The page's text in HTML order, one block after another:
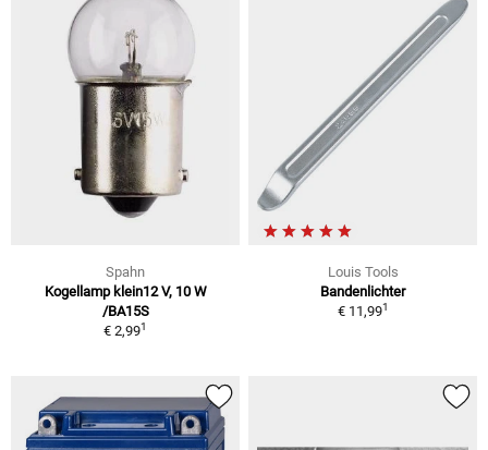
Spahn
Kogellamp klein12 V, 10 W
/BA15S
€ 2,991
Louis Tools
Bandenlichter
€ 11,991